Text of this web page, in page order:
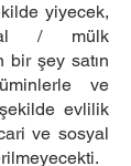
yiyecek,
/ mülk
bir şey satın
ve
evlilik
ve sosyal